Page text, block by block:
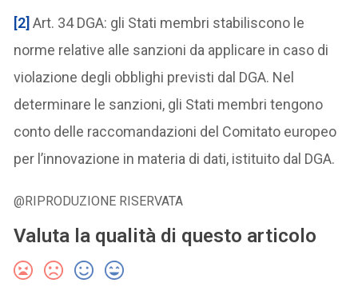
[2] Art. 34 DGA: gli Stati membri stabiliscono le
norme relative alle sanzioni da applicare in caso di
violazione degli obblighi previsti dal DGA. Nel
determinare le sanzioni, gli Stati membri tengono
conto delle raccomandazioni del Comitato europeo
per l’innovazione in materia di dati, istituito dal DGA.
@RIPRODUZIONE RISERVATA
Valuta la qualità di questo articolo